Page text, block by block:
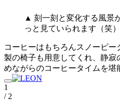
▲ 刻一刻と変化する風景
っと見ていられます（笑）
コーヒーはもちろんスノーピ
製の椅子も用意してくれ、静
めながらのコーヒータイムを堪
1
/ 2